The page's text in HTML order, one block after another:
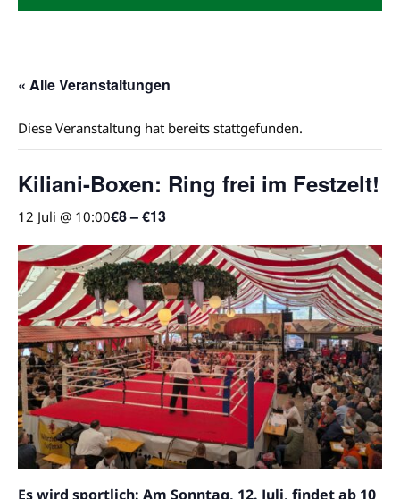
« Alle Veranstaltungen
Diese Veranstaltung hat bereits stattgefunden.
Kiliani-Boxen: Ring frei im Festzelt!
12 Juli @ 10:00€8 – €13
Es wird sportlich: Am Sonntag, 12. Juli, findet ab 10